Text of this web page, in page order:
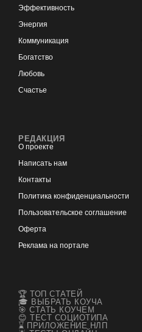
Эффективность
Энергия
Коммуникация
Богатство
Любовь
Счастье
РЕДАКЦИЯ
О проекте
Написать нам
Контакты
Политика конфиденциальности
Пользовательское соглашение
Оферта
Реклама на портале
🏆 ТОП СТАТЕЙ
🎓 ВЫБРАТЬ КОУЧА
🎯 СТАТЬ КОУЧЕМ
😊 ТЕСТ СОЦИОТИПА
⌛ ПРИЛОЖЕНИЕ НЛП